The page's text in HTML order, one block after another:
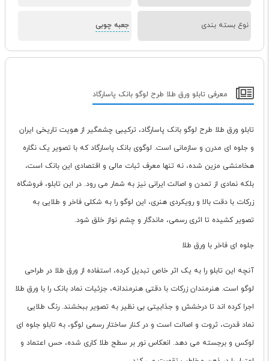
نوع بسته بندی جعبه چوبی
معرفی تابلو ورق طلا طرح لوگو بانک پاسارگاد
تابلو ورق طلا طرح لوگو بانک پاسارگاد، ترکیبی چشمگیر از هویت تاریخی ایران
و جلوه ای مدرن و سازمانی است. لوگوی بانک پاسارگاد که با تصویر یک نگاره
هخامنشی مزین شده، نه تنها معرف ثبات مالی و اقتصادی این بانک است،
بلکه نمادی از تمدن و اصالت ایرانی نیز به شمار می رود. در این تابلو، فروشگاه
زرکات با دقت بالا و رویکردی هنری، این لوگو را به شکلی فاخر و طلایی به
تصویر کشیده تا اثری رسمی، ماندگار و چشم نواز خلق شود.
جلوه ای فاخر با ورق طلا
آنچه این تابلو را به یک اثر خاص تبدیل کرده، استفاده از ورق طلا در طراحی
لوگو است. هنرمندان زرکات با دقتی هنرمندانه، جزئیات نماد بانک را با ورق طلا
اجرا کرده اند تا درخشش و جذابیتی بی نظیر به تصویر ببخشند. رنگ طلایی
نماد قدرت، ثروت و اصالت است و در کنار ساختار رسمی لوگو، به تابلو جلوه ای
لوکس و برجسته می دهد. انعکاس نور بر سطح طلا کاری شده، حس اعتماد و